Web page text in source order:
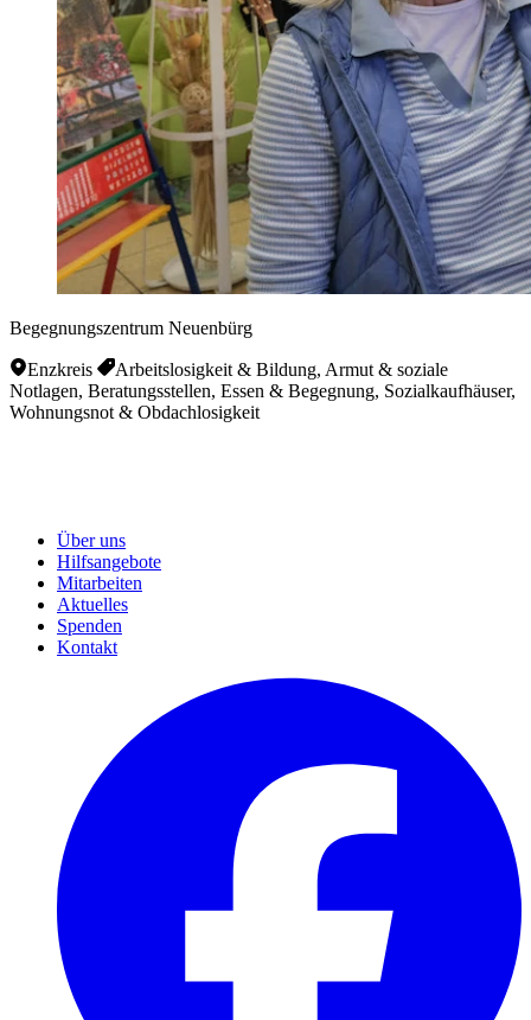
Begegnungszentrum Neuenbürg
Enzkreis
Arbeitslosigkeit & Bildung, Armut & soziale
Notlagen, Beratungsstellen, Essen & Begegnung, Sozialkaufhäuser,
Wohnungsnot & Obdachlosigkeit
Über uns
Hilfsangebote
Mitarbeiten
Aktuelles
Spenden
Kontakt